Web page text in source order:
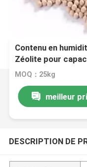
Contenu en
Zéolite pour
MOQ：25kg
meilleur
DESCRIPTION DE